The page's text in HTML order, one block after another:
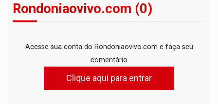
Rondoniaovivo.com (0)
Acesse sua conta do Rondoniaovivo.com e faça seu
comentário
Clique aqui para entrar